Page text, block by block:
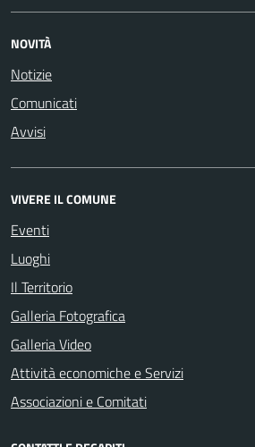
NOVITÀ
Notizie
Comunicati
Avvisi
VIVERE IL COMUNE
Eventi
Luoghi
Il Territorio
Galleria Fotografica
Galleria Video
Attività economiche e Servizi
Associazioni e Comitati